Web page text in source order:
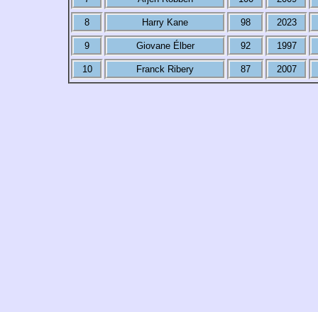
8 Harry Kane 98 2023
9 Giovane Élber 92 1997
10 Franck Ribery 87 2007